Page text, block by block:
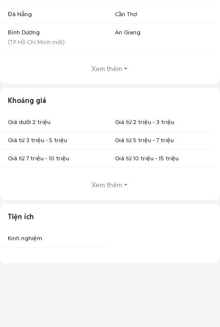
Đà Nẵng Cần Thơ
Bình Dương
(TP Hồ Chí Minh mới)
An Giang
Xem thêm
Khoảng giá
Giá dưới 2 triệu Giá từ 2 triệu - 3 triệu
Giá từ 3 triệu - 5 triệu Giá từ 5 triệu - 7 triệu
Giá từ 7 triệu - 10 triệu Giá từ 10 triệu - 15 triệu
Xem thêm
Tiện ích
Kinh nghiệm